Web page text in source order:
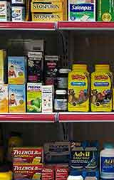
mỏng mịn,
không màu,
không xuất hiện
nắng Avene
làn da thường
dầu, hỗn hợp)